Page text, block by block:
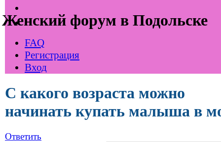
Женский форум в Подольске
FAQ
Регистрация
Вход
С какого возраста можно
начинать купать малыша в
Ответить